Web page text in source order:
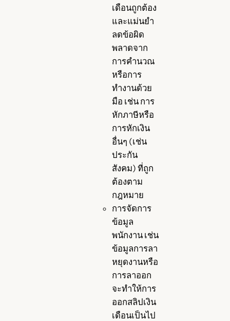
เดือนถูกต้อง
และแม่นยำ
ลดข้อผิด
พลาดจาก
การคำนวณ
หรือการ
ทำงานด้วย
มือ เช่น การ
หักภาษีหรือ
การหักเงิน
อื่นๆ (เช่น
ประกัน
สังคม) ที่ถูก
ต้องตาม
กฎหมาย
การจัดการ
ข้อมูล
พนักงาน เช่น
ข้อมูลการลา
หยุดงานหรือ
การลาออก
จะทำให้การ
ออกสลิปเงิน
เดือนเป็นไป